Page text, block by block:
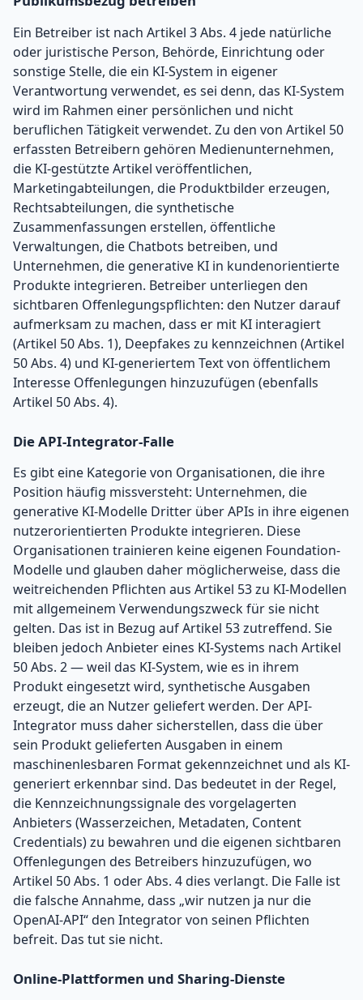
Ein Betreiber ist nach Artikel 3 Abs. 4 jede natürliche
oder juristische Person, Behörde, Einrichtung oder
sonstige Stelle, die ein KI-System in eigener
Verantwortung verwendet, es sei denn, das KI-System
wird im Rahmen einer persönlichen und nicht
beruflichen Tätigkeit verwendet. Zu den von Artikel 50
erfassten Betreibern gehören Medienunternehmen,
die KI-gestützte Artikel veröffentlichen,
Marketingabteilungen, die Produktbilder erzeugen,
Rechtsabteilungen, die synthetische
Zusammenfassungen erstellen, öffentliche
Verwaltungen, die Chatbots betreiben, und
Unternehmen, die generative KI in kundenorientierte
Produkte integrieren. Betreiber unterliegen den
sichtbaren Offenlegungspflichten: den Nutzer darauf
aufmerksam zu machen, dass er mit KI interagiert
(Artikel 50 Abs. 1), Deepfakes zu kennzeichnen (Artikel
50 Abs. 4) und KI-generiertem Text von öffentlichem
Interesse Offenlegungen hinzuzufügen (ebenfalls
Artikel 50 Abs. 4).
Die API-Integrator-Falle
Es gibt eine Kategorie von Organisationen, die ihre
Position häufig missversteht: Unternehmen, die
generative KI-Modelle Dritter über APIs in ihre eigenen
nutzerorientierten Produkte integrieren. Diese
Organisationen trainieren keine eigenen Foundation-
Modelle und glauben daher möglicherweise, dass die
weitreichenden Pflichten aus Artikel 53 zu KI-Modellen
mit allgemeinem Verwendungszweck für sie nicht
gelten. Das ist in Bezug auf Artikel 53 zutreffend. Sie
bleiben jedoch Anbieter eines KI-Systems nach Artikel
50 Abs. 2 — weil das KI-System, wie es in ihrem
Produkt eingesetzt wird, synthetische Ausgaben
erzeugt, die an Nutzer geliefert werden. Der API-
Integrator muss daher sicherstellen, dass die über
sein Produkt gelieferten Ausgaben in einem
maschinenlesbaren Format gekennzeichnet und als KI-
generiert erkennbar sind. Das bedeutet in der Regel,
die Kennzeichnungssignale des vorgelagerten
Anbieters (Wasserzeichen, Metadaten, Content
Credentials) zu bewahren und die eigenen sichtbaren
Offenlegungen des Betreibers hinzuzufügen, wo
Artikel 50 Abs. 1 oder Abs. 4 dies verlangt. Die Falle ist
die falsche Annahme, dass „wir nutzen ja nur die
OpenAI-API“ den Integrator von seinen Pflichten
befreit. Das tut sie nicht.
Online-Plattformen und Sharing-Dienste